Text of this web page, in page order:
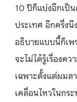
10 ปีก็แบ่งอีกเป็
ประเทศ อีกครึ่ง
อธิบายแบบนี้ก็เพ
จะไม่ได้รู้เรื่องค
เฉพาะตั้งแต่ผมล
เคลื่อนไหวในกร